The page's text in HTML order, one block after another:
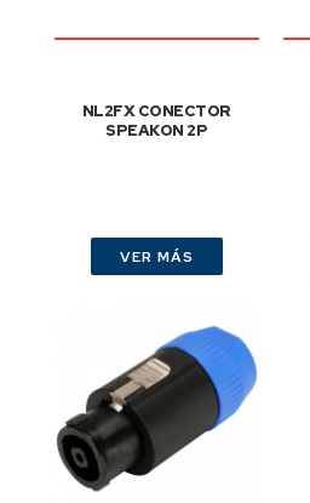
NL2FX CONECTOR
SPEAKON 2P
VER MÁS